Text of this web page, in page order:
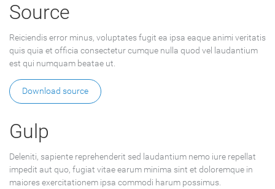
Source
Reiciendis error minus, voluptates fugit ea ipsa eaque animi veritatis
quis quia et officia consectetur cumque nulla quod vel laudantium
est qui numquam beatae ut.
Download source
Gulp
Deleniti, sapiente reprehenderit sed laudantium nemo iure repellat
impedit aut quo, fugiat vitae earum minima sint et doloremque in
maiores exercitationem ipsa commodi harum possimus.